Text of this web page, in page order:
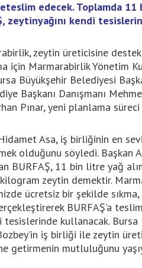
edecek. Toplamda
zeytinyağını kendi
zeytin üreticisine
için Marmarabirlik Yönetim
Büyükşehir Belediyesi
Başkanı Danışmanı
Pınar, yeni planlama süreci
Asa, iş birliğinin en
olduğunu söyledi. Başkan
BURFAŞ, 11 bin litre yağ
zeytin demektir.
ücretsiz bir şekilde sıkma,
BURFAŞ’a teslim
tesislerinde kullanacak. Bursa
iş birliği ile zeytin
getirmenin mutluluğunu